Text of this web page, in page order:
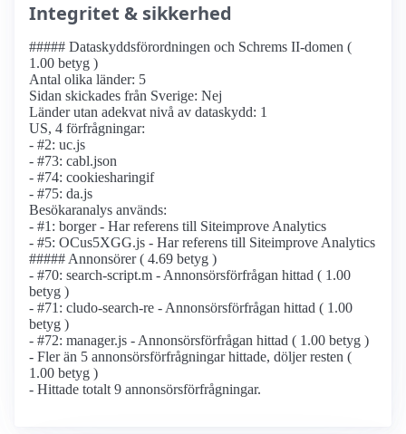
Integritet & sikkerhed
##### Dataskyddsförordningen och Schrems II-domen (
1.00 betyg )
Antal olika länder: 5
Sidan skickades från Sverige: Nej
Länder utan adekvat nivå av dataskydd: 1
US, 4 förfrågningar:
- #2: uc.js
- #73: cabl.json
- #74: cookiesharingif
- #75: da.js
Besökaranalys används:
- #1: borger - Har referens till Siteimprove Analytics
- #5: OCus5XGG.js - Har referens till Siteimprove Analytics
##### Annonsörer ( 4.69 betyg )
- #70: search-script.m - Annonsörs­förfrågan hittad ( 1.00
betyg )
- #71: cludo-search-re - Annonsörs­förfrågan hittad ( 1.00
betyg )
- #72: manager.js - Annonsörs­förfrågan hittad ( 1.00 betyg )
- Fler än 5 annonsörs­förfrågningar hittade, döljer resten (
1.00 betyg )
- Hittade totalt 9 annonsörs­förfrågningar.